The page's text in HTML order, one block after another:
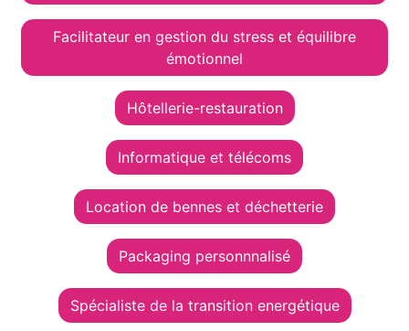
Facilitateur en gestion du stress et équilibre
émotionnel
Hôtellerie-restauration
Informatique et télécoms
Location de bennes et déchetterie
Packaging personnnalisé
Spécialiste de la transition energétique